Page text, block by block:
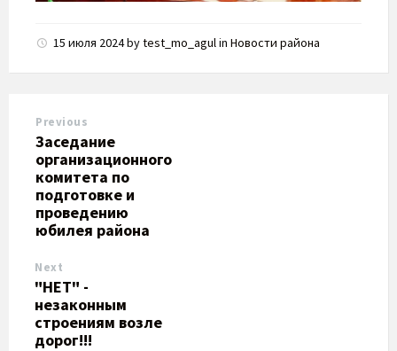
15 июля 2024bytest_mo_agulin Новости района
Previous
Заседание
организационного
комитета по
подготовке и
проведению
юбилея района
Next
​"НЕТ" -
незаконным
строениям возле
дорог!!!